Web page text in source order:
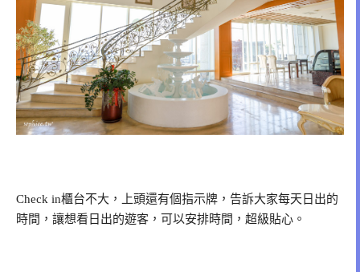
Check in櫃台不大，上頭還有個指示牌，告訴大家每天日出的
時間，讓想看日出的遊客，可以安排時間，超級貼心。